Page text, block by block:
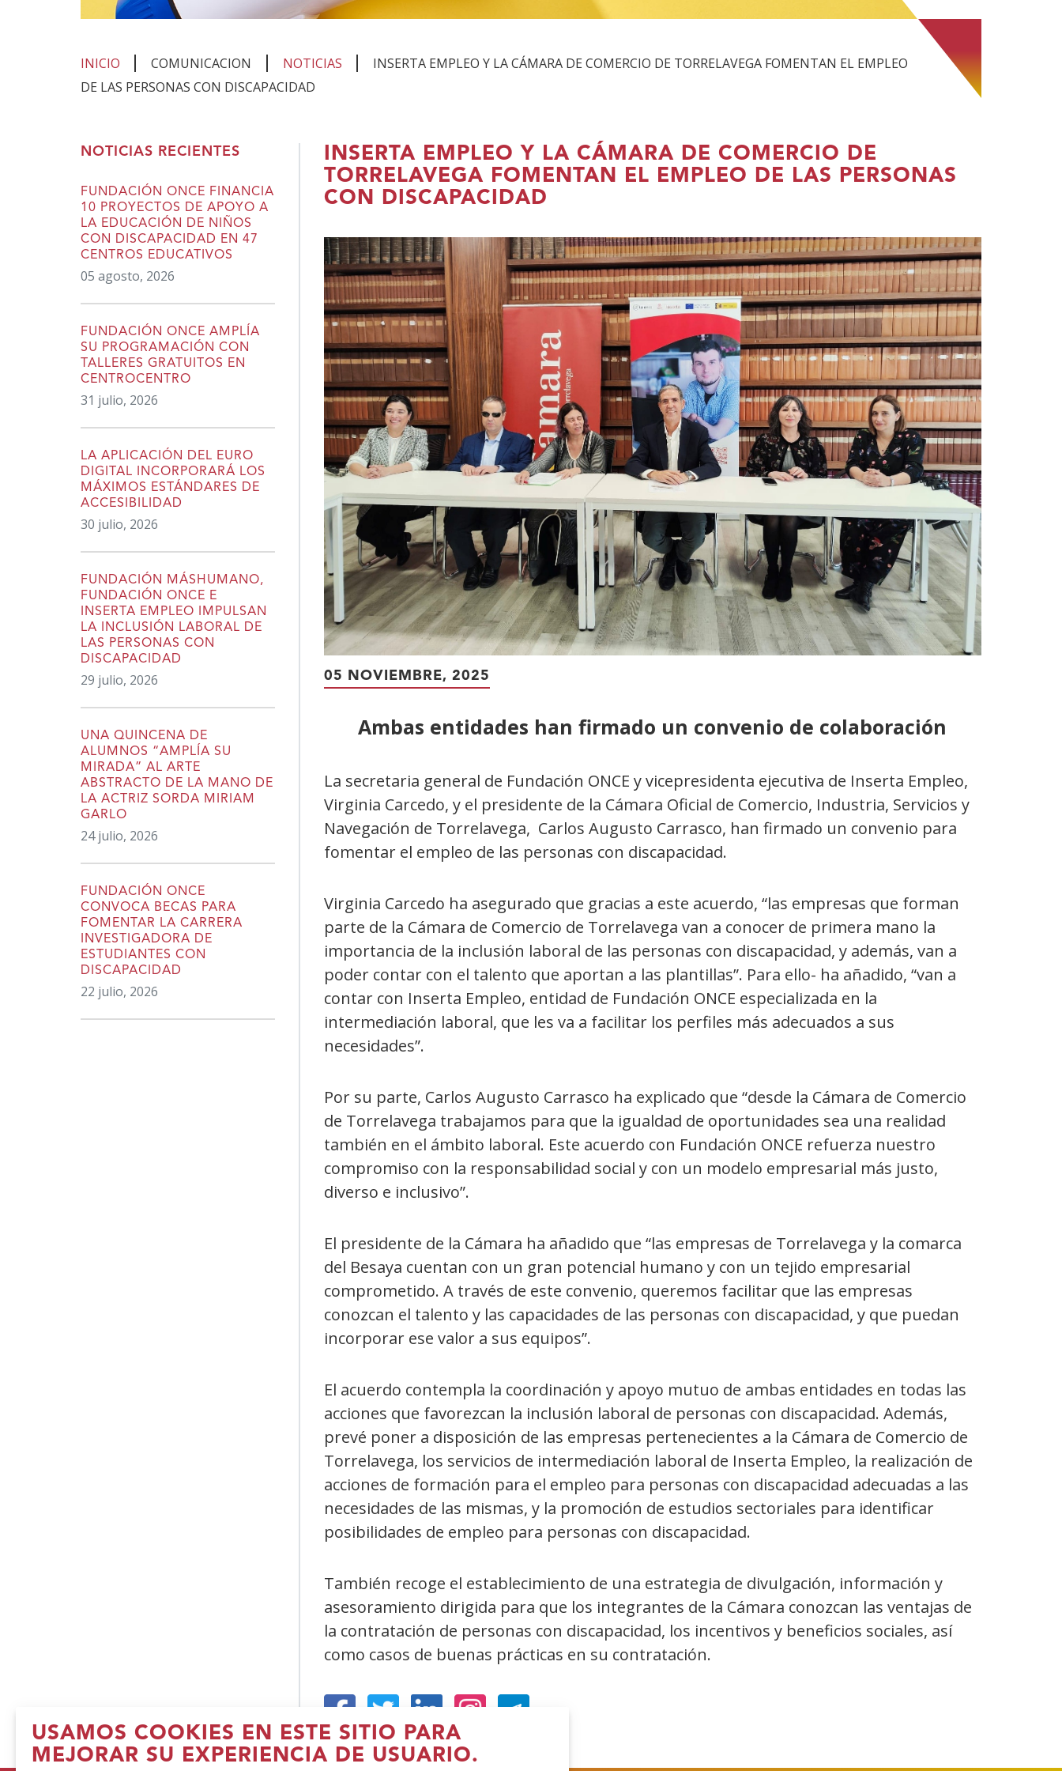
USAMOS COOKIES EN ESTE SITIO PARA
MEJORAR SU EXPERIENCIA DE USUARIO.
INICIO COMUNICACION NOTICIAS
INSERTA EMPLEO Y LA CÁMARA DE COMERCIO DE TORRELAVEGA FOMENTAN EL EMPLEO
DE LAS PERSONAS CON DISCAPACIDAD
INSERTA EMPLEO Y LA CÁMARA DE COMERCIO DE
TORRELAVEGA FOMENTAN EL EMPLEO DE LAS PERSONAS
CON DISCAPACIDAD
05 NOVIEMBRE, 2025
Ambas entidades han firmado un convenio de colaboración
La secretaria general de Fundación ONCE y vicepresidenta ejecutiva de Inserta Empleo,
Virginia Carcedo, y el presidente de la Cámara Oficial de Comercio, Industria, Servicios y
Navegación de Torrelavega, Carlos Augusto Carrasco, han firmado un convenio para
fomentar el empleo de las personas con discapacidad.
Virginia Carcedo ha asegurado que gracias a este acuerdo, “las empresas que forman
parte de la Cámara de Comercio de Torrelavega van a conocer de primera mano la
importancia de la inclusión laboral de las personas con discapacidad, y además, van a
poder contar con el talento que aportan a las plantillas”. Para ello- ha añadido, “van a
contar con Inserta Empleo, entidad de Fundación ONCE especializada en la
intermediación laboral, que les va a facilitar los perfiles más adecuados a sus
necesidades”.
Por su parte, Carlos Augusto Carrasco ha explicado que “desde la Cámara de Comercio
de Torrelavega trabajamos para que la igualdad de oportunidades sea una realidad
también en el ámbito laboral. Este acuerdo con Fundación ONCE refuerza nuestro
compromiso con la responsabilidad social y con un modelo empresarial más justo,
diverso e inclusivo”.
El presidente de la Cámara ha añadido que “las empresas de Torrelavega y la comarca
del Besaya cuentan con un gran potencial humano y con un tejido empresarial
comprometido. A través de este convenio, queremos facilitar que las empresas
conozcan el talento y las capacidades de las personas con discapacidad, y que puedan
incorporar ese valor a sus equipos”.
El acuerdo contempla la coordinación y apoyo mutuo de ambas entidades en todas las
acciones que favorezcan la inclusión laboral de personas con discapacidad. Además,
prevé poner a disposición de las empresas pertenecientes a la Cámara de Comercio de
Torrelavega, los servicios de intermediación laboral de Inserta Empleo, la realización de
acciones de formación para el empleo para personas con discapacidad adecuadas a las
necesidades de las mismas, y la promoción de estudios sectoriales para identificar
posibilidades de empleo para personas con discapacidad.
También recoge el establecimiento de una estrategia de divulgación, información y
asesoramiento dirigida para que los integrantes de la Cámara conozcan las ventajas de
la contratación de personas con discapacidad, los incentivos y beneficios sociales, así
como casos de buenas prácticas en su contratación.
(Abre
en
(Abre
en
(Abre
en
en
NOTICIAS RECIENTES
FUNDACIÓN ONCE FINANCIA
10 PROYECTOS DE APOYO A
LA EDUCACIÓN DE NIÑOS
CON DISCAPACIDAD EN 47
CENTROS EDUCATIVOS
05 agosto, 2026
FUNDACIÓN ONCE AMPLÍA
SU PROGRAMACIÓN CON
TALLERES GRATUITOS EN
CENTROCENTRO
31 julio, 2026
LA APLICACIÓN DEL EURO
DIGITAL INCORPORARÁ LOS
MÁXIMOS ESTÁNDARES DE
ACCESIBILIDAD
30 julio, 2026
FUNDACIÓN MÁSHUMANO,
FUNDACIÓN ONCE E
INSERTA EMPLEO IMPULSAN
LA INCLUSIÓN LABORAL DE
LAS PERSONAS CON
DISCAPACIDAD
29 julio, 2026
UNA QUINCENA DE
ALUMNOS “AMPLÍA SU
MIRADA” AL ARTE
ABSTRACTO DE LA MANO DE
LA ACTRIZ SORDA MIRIAM
GARLO
24 julio, 2026
FUNDACIÓN ONCE
CONVOCA BECAS PARA
FOMENTAR LA CARRERA
INVESTIGADORA DE
ESTUDIANTES CON
DISCAPACIDAD
22 julio, 2026